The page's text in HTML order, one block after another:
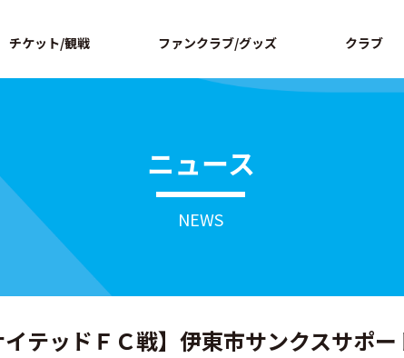
チケット/観戦 ファンクラブ/グッズ クラブ
ニュース
NEWS
イテッドＦＣ戦】伊東市サンクスサポ